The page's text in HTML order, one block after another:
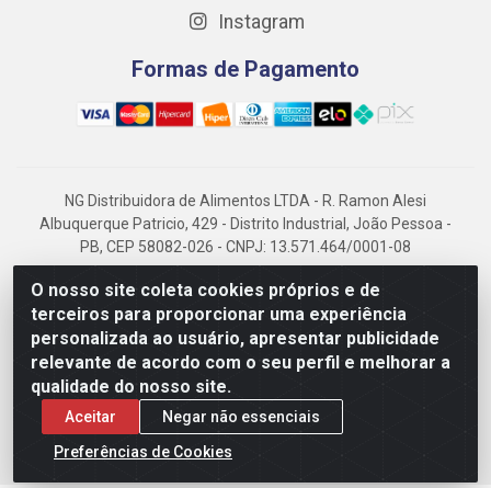
O nosso site coleta cookies próprios e de
terceiros para proporcionar uma experiência
personalizada ao usuário, apresentar publicidade
relevante de acordo com o seu perfil e melhorar a
qualidade do nosso site.
Aceitar
Negar não essenciais
Preferências de Cookies
Instagram
Formas de Pagamento
NG Distribuidora de Alimentos LTDA - R. Ramon Alesi
Albuquerque Patricio, 429 - Distrito Industrial, João Pessoa -
PB, CEP 58082-026 - CNPJ: 13.571.464/0001-08
NG Alimentos, há mais de 14 anos no mercado paraibano, é
referência em frigorificados, destacando-se pela logística
eficiente e excelência.